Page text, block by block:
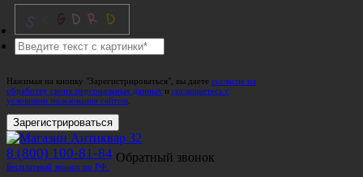
Нажимая на кнопку "Зарегистрироваться", вы даете согласие на
обработку своих персональных данных и соглашаетесь с
условиями пользования сайтом
Зарегистрироваться
8 (800) 100-81-84
Бесплатный звонок по РФ.
Обратный звонок